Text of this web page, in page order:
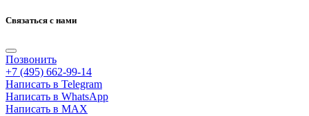
Связаться с нами
Позвонить
+7 (495) 662-99-14
Написать в Telegram
Написать в WhatsApp
Написать в MAX